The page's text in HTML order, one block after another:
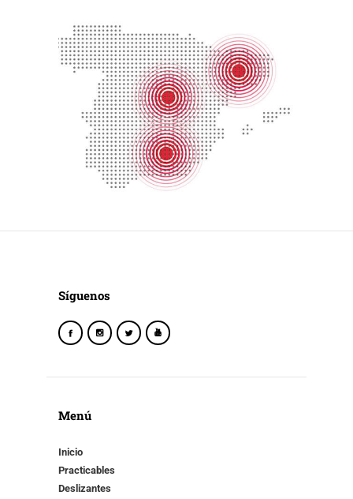
Síguenos
Menú
Inicio
Practicables
Deslizantes